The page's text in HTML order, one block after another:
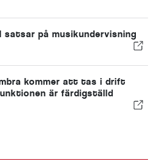
satsar på musikundervisning
kommer att tas i drift
är färdigställd